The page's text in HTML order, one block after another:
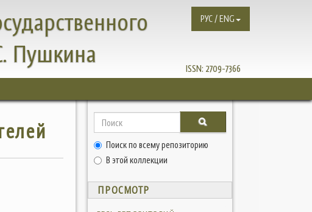
Пушкина
ISSN: 2709-7366
РУС / ENG
Поиск по всему репозиторию
В этой коллекции
ПРОСМОТР